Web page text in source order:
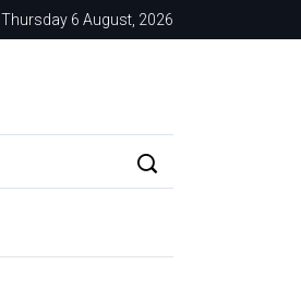
Thursday 6 August, 2026